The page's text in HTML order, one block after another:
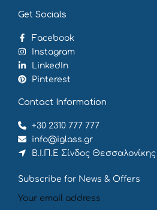
Get Socials
Facebook
Instagram
LinkedIn
Pinterest
Contact Information
+30 2310 777 777
info@iglass.gr
Β.Ι.Π.Ε Σίνδος
Subscribe for News & Offers